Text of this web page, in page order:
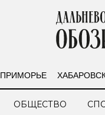
ПРИМОРЬЕ
ОБЩЕСТВО